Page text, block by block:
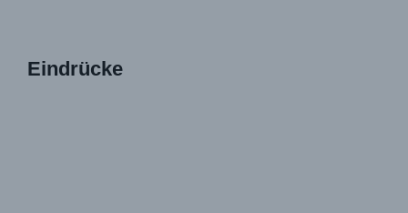
Eindrücke